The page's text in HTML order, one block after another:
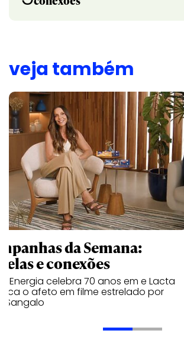
veja também
da Semana:
e conexões
Energia celebra 70 anos em e Lacta
o afeto em filme estrelado por
Sangalo